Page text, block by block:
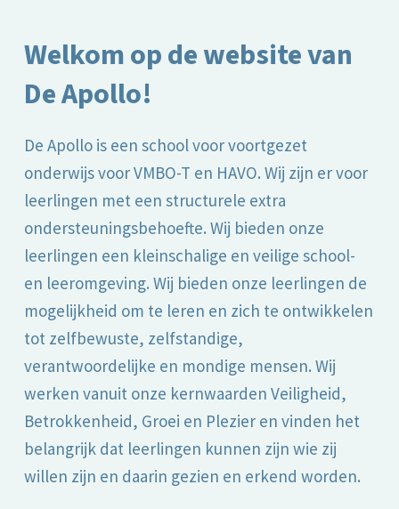
Welkom op de website van
De Apollo!
De Apollo is een school voor voortgezet
onderwijs voor VMBO-T en HAVO. Wij zijn er voor
leerlingen met een structurele extra
ondersteuningsbehoefte. Wij bieden onze
leerlingen een kleinschalige en veilige school-
en leeromgeving. Wij bieden onze leerlingen de
mogelijkheid om te leren en zich te ontwikkelen
tot zelfbewuste, zelfstandige,
verantwoordelijke en mondige mensen. Wij
werken vanuit onze kernwaarden Veiligheid,
Betrokkenheid, Groei en Plezier en vinden het
belangrijk dat leerlingen kunnen zijn wie zij
willen zijn en daarin gezien en erkend worden.